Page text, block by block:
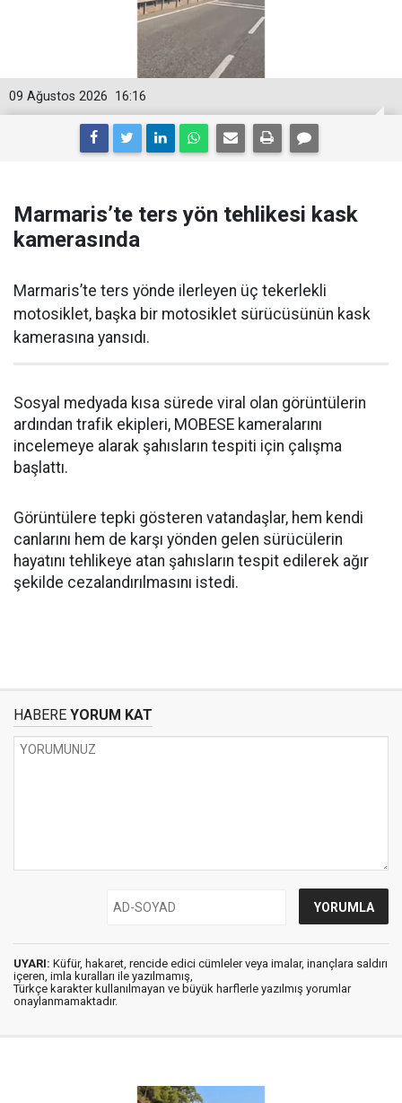
16:16
09 Ağustos 2026
Marmaris’te ters yön tehlikesi kask
kamerasında
Marmaris’te ters yönde ilerleyen üç tekerlekli
motosiklet, başka bir motosiklet sürücüsünün kask
kamerasına yansıdı.
Sosyal medyada kısa sürede viral olan görüntülerin
ardından trafik ekipleri, MOBESE kameralarını
incelemeye alarak şahısların tespiti için çalışma
başlattı.
Görüntülere tepki gösteren vatandaşlar, hem kendi
canlarını hem de karşı yönden gelen sürücülerin
hayatını tehlikeye atan şahısların tespit edilerek ağır
şekilde cezalandırılmasını istedi.
HABERE YORUM KAT
UYARI: Küfür, hakaret, rencide edici cümleler veya imalar, inançlara saldırı
içeren, imla kuralları ile yazılmamış,
Türkçe karakter kullanılmayan ve büyük harflerle yazılmış yorumlar
onaylanmamaktadır.